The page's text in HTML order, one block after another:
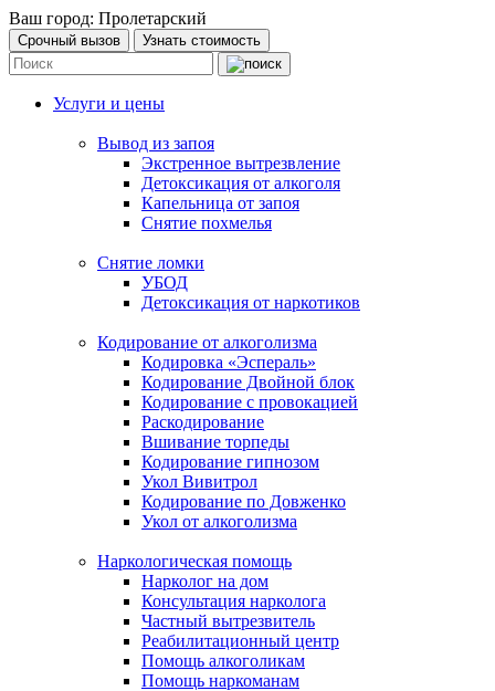
Ваш город: Пролетарский
Срочный вызов Узнать стоимость
Услуги и цены
Вывод из запоя
Экстренное вытрезвление
Детоксикация от алкоголя
Капельница от запоя
Снятие похмелья
Снятие ломки
УБОД
Детоксикация от наркотиков
Кодирование от алкоголизма
Кодировка «Эспераль»
Кодирование Двойной блок
Кодирование с провокацией
Раскодирование
Вшивание торпеды
Кодирование гипнозом
Укол Вивитрол
Кодирование по Довженко
Укол от алкоголизма
Наркологическая помощь
Нарколог на дом
Консультация нарколога
Частный вытрезвитель
Реабилитационный центр
Помощь алкоголикам
Помощь наркоманам